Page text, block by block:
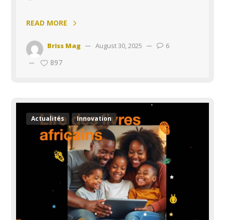
READ MORE
Briss Mag August 30, 2025 6
897
Actualités Innovation